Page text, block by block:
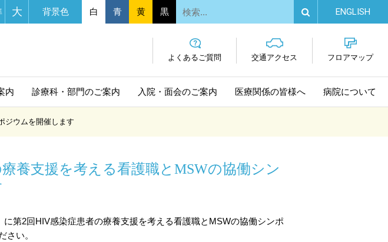
大 背景色 白 青 黄 黒 ENGLISH
よくあるご質問 交通アクセス フロアマップ
内 診療科・部門のご案内 入院・面会のご案内 医療関係の皆様へ 病院について
ジウムを開催します
養支援を考える看護職とMSWの協働シン
第2回HIV感染症患者の療養支援を考える看護職とMSWの協働シンポ
さい。